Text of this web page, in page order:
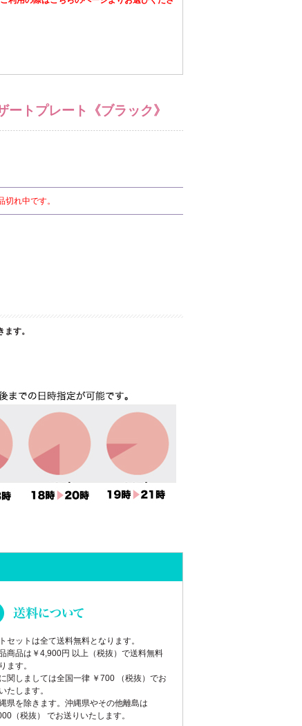
トプレート《ブラック》
れ中です。
す。
セットは全て送料無料となります。
商品は￥4,900円 以上（税抜）で送料無料
ます。
関しましては全国一律 ￥700 （税抜）でお
たします。
県を除きます。沖縄県やその他離島は
（税抜） でお送りいたします。